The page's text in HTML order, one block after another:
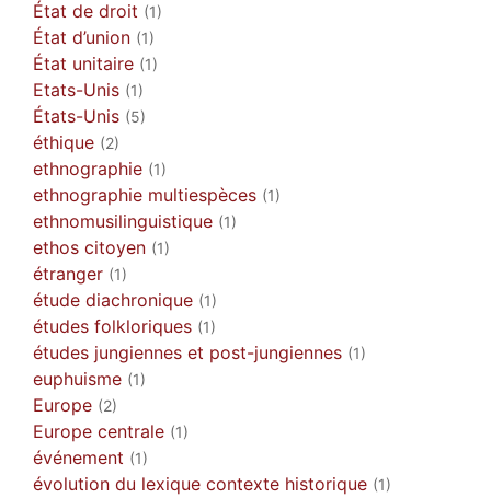
État de droit (1)
État d’union (1)
État unitaire (1)
Etats-Unis (1)
États-Unis (5)
éthique (2)
ethnographie (1)
ethnographie multiespèces (1)
ethnomusilinguistique (1)
ethos citoyen (1)
étranger (1)
étude diachronique (1)
études folkloriques (1)
études jungiennes et post-jungiennes (1)
euphuisme (1)
Europe (2)
Europe centrale (1)
événement (1)
évolution du lexique contexte historique (1)